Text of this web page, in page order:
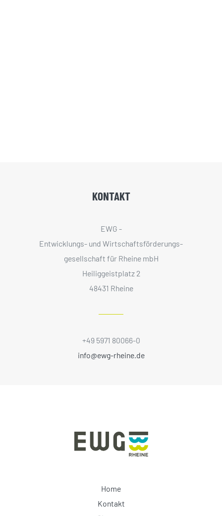
KONTAKT
EWG -
Entwicklungs- und Wirtschaftsförderungs­
gesellschaft für Rheine mbH
Heiliggeistplatz 2
48431 Rheine
+49 5971 80066-0
info@ewg-rheine.de
Home
Kontakt